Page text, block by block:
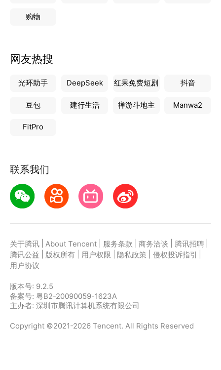
适用场景
3、工作考勤 - 准确记录上下班时间，提高考勤透明
4、客户拜访 - 记录每次客户见面，完善客户管理。
有据可查。
自动续费说明
续费会员:您的会员到期前24小时,华为会自动为您从签
约帐户中扣费，订阅会按照订阅计划每周或每月计费。
期前至少24小时取消订阅。否则订阅将自动续订。
退订流程:手机设置&gt;华为帐号&gt;付款与账单&gt;
自动续费/免密支付。点击需要取消的订阅服务,确认取
消后下个周期将不再扣费。
购物
网友热搜
光环助手 DeepSeek 红果免费短剧 抖音
豆包 建行生活 禅游斗地主 Manwa2
FitPro
联系我们
关于腾讯 About Tencent 服务条款 商务洽谈 腾讯招聘
腾讯公益
版权所有 用户权限 隐私政策 侵权投诉指引
用户协议
版本号: 9.2.5
备案号: 粤B2-20090059-1623A
主办者: 深圳市腾讯计算机系统有限公司
Copyright ©2021-2026 Tencent. All Rights Reserved